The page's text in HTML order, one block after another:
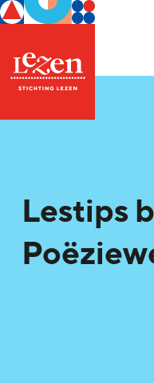
Lestips